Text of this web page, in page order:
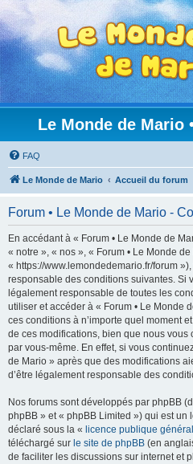
Le Monde de Mario
FAQ
Le Monde de Mario Accueil du forum
Forum • Le Monde de Mario -
En accédant à « Forum • Le Monde de
« notre », « nos », « Forum • Le Monde
« https://www.lemondedemario.fr/forum
responsable des conditions suivantes. Si
légalement responsable de toutes les
utiliser et accéder à « Forum • Le Monde
ces conditions à n’importe quel moment
de ces modifications, bien que nous
par vous-même. En effet, si vous
de Mario » après que des modifications
d’être légalement responsable des
Nos forums sont développés par phpBB
phpBB » et « phpBB Limited ») qui est
déclaré sous la « licence publique
téléchargé sur le site de phpBB (en
de faciliter les discussions sur internet et